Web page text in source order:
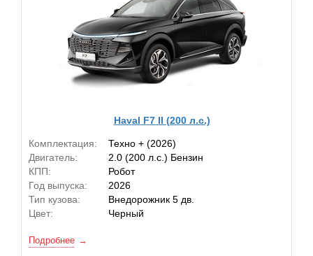
Haval F7 II (200 л.с.)
Комплектация:
Техно + (2026)
Двигатель:
2.0 (200 л.с.) Бензин
КПП:
Робот
Год выпуска:
2026
Тип кузова:
Внедорожник 5 дв.
Цвет:
Черный
Подробнее